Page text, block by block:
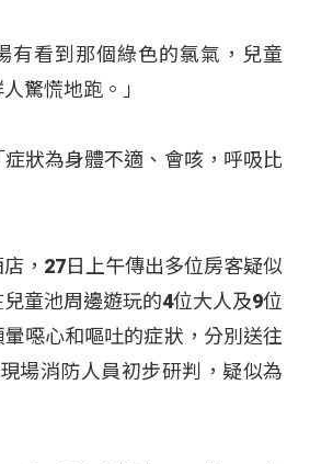
有看到那個綠色的氯氣，兒童
驚慌地跑。」
狀為身體不適、會咳，呼吸比
，27日上午傳出多位房客疑似
童池周邊遊玩的4位大人及9位
噁心和嘔吐的症狀，分別送往
場消防人員初步研判，疑似為